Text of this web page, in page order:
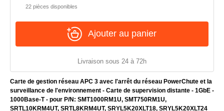
Carte de gestion réseau APC 3 avec l'arrêt du réseau PowerChute et la
surveillance de l'environnement - Carte de supervision distante - 1GbE -
1000Base-T - pour P/N: SMT1000RM1U, SMT750RM1U,
SRTL10KRM4UT, SRTL8KRM4UT, SRYL5K20XLT18, SRYL5K20XLT24
22 pièces disponibles
Ajouter au panier
Livraison sous 24 à 72h